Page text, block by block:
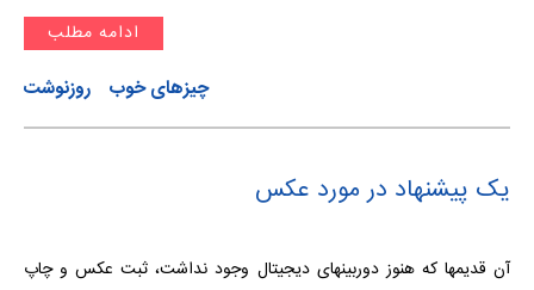
ادامه مطلب
چیزهای خوب روزنوشت
یک پیشنهاد در مورد عکس
آن قدیمها که هنوز دوربینهای دیجیتال وجود نداشت، ثبت عکس و چاپ